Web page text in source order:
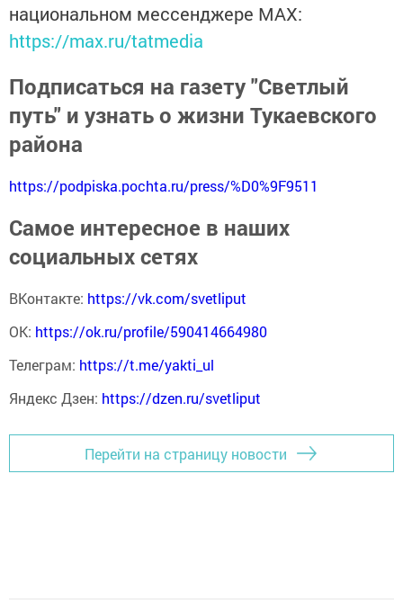
национальном мессенджере MАХ:
https://max.ru/tatmedia
Подписаться на газету "Светлый
путь" и узнать о жизни Тукаевского
района
https://podpiska.pochta.ru/press/%D0%9F9511
Самое интересное в наших
социальных сетях
ВКонтакте: https://vk.com/svetliput
ОК: https://ok.ru/profile/590414664980
Телеграм: https://t.me/yakti_ul
Яндекс Дзен: https://dzen.ru/svetliput
Перейти на страницу новости